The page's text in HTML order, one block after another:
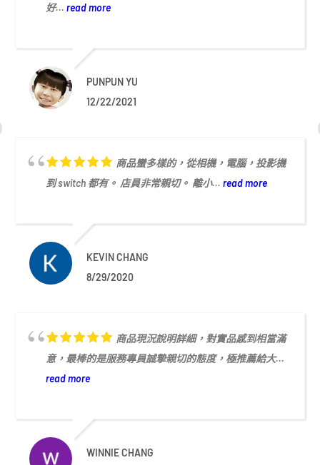
好... read more
PUNPUN YU
12/22/2021
商品蠻多樣的，從相機，電腦，投影機
到 switch 都有。 店員非常親切。 離小... read more
KEVIN CHANG
8/29/2020
商品現況說明詳細，對實品感到相當滿
意，最棒的是服務專員誠摯親切的態度，極推薦給大...
read more
WINNIE CHANG